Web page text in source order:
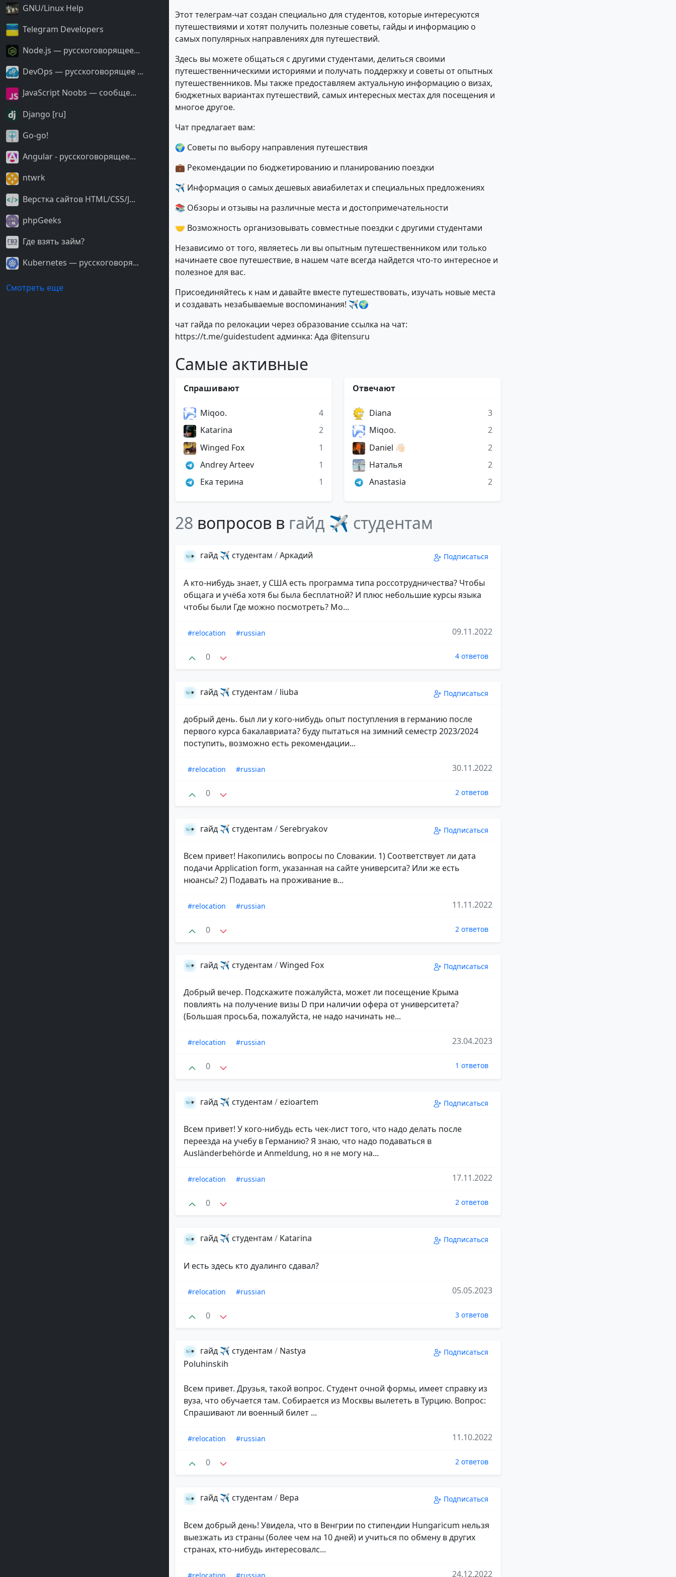
GNU/Linux Help
Telegram Developers
Node.js — русскоговорящее...
DevOps — русскоговорящее ...
JavaScript Noobs — сообще...
Django [ru]
Go-go!
Angular - русскоговорящее...
ntwrk
Верстка сайтов HTML/CSS/J...
phpGeeks
Где взять займ?
Kubernetes — русскоговоря...
Смотреть еще
Этот телеграм-чат создан специально для студентов, которые интересуются
путешествиями и хотят получить полезные советы, гайды и информацию о
самых популярных направлениях для путешествий.
Здесь вы можете общаться с другими студентами, делиться своими
путешественническими историями и получать поддержку и советы от опытных
путешественников. Мы также предоставляем актуальную информацию о визах,
бюджетных вариантах путешествий, самых интересных местах для посещения и
многое другое.
Чат предлагает вам:
🌍 Советы по выбору направления путешествия
💼 Рекомендации по бюджетированию и планированию поездки
✈️ Информация о самых дешевых авиабилетах и специальных предложениях
📚 Обзоры и отзывы на различные места и достопримечательности
🤝 Возможность организовывать совместные поездки с другими студентами
Независимо от того, являетесь ли вы опытным путешественником или только
начинаете свое путешествие, в нашем чате всегда найдется что-то интересное и
полезное для вас.
Присоединяйтесь к нам и давайте вместе путешествовать, изучать новые места
и создавать незабываемые воспоминания! ✈️🌍
чат гайда по релокации через образование ссылка на чат:
https://t.me/guidestudent админка: Ада @itensuru
Самые активные
Спрашивают
Miqoo.
4
Katarina
2
Winged Fox
1
Andrey Arteev
1
Ека терина
1
Отвечают
Diana
3
Miqoo.
2
Daniel 👋🏻
2
Наталья
2
Anastasia
2
28 вопросов в гайд ✈️ студентам
гайд ✈️ студентам /Аркадий Подписаться
А кто-нибудь знает, у США есть программа типа россотрудничества? Чтобы
общага и учёба хотя бы была бесплатной? И плюс небольшие курсы языка
чтобы были Где можно посмотреть? Мо...
#relocation #russian 09.11.2022
0 4 ответов
гайд ✈️ студентам / liuba Подписаться
добрый день. был ли у кого-нибудь опыт поступления в германию после
первого курса бакалавриата? буду пытаться на зимний семестр 2023/2024
поступить, возможно есть рекомендации...
#relocation #russian 30.11.2022
0 2 ответов
гайд ✈️ студентам /Serebryakov Подписаться
Всем привет! Накопились вопросы по Словакии. 1) Соответствует ли дата
подачи Application form, указанная на сайте университа? Или же есть
нюансы? 2) Подавать на проживание в...
#relocation #russian 11.11.2022
0 2 ответов
гайд ✈️ студентам /Winged Fox Подписаться
Добрый вечер. Подскажите пожалуйста, может ли посещение Крыма
повлиять на получение визы D при наличии офера от университета?
(Большая просьба, пожалуйста, не надо начинать не...
#relocation #russian 23.04.2023
0 1 ответов
гайд ✈️ студентам / ezioartem Подписаться
Всем привет! У кого-нибудь есть чек-лист того, что надо делать после
переезда на учебу в Германию? Я знаю, что надо подаваться в
Ausländerbehörde и Anmeldung, но я не могу на...
#relocation #russian 17.11.2022
0 2 ответов
гайд ✈️ студентам / Katarina Подписаться
И есть здесь кто дуалинго сдавал?
#relocation #russian 05.05.2023
0 3 ответов
гайд ✈️ студентам / Nastya
Poluhinskih
Подписаться
Всем привет. Друзья, такой вопрос. Студент очной формы, имеет справку из
вуза, что обучается там. Собирается из Москвы вылететь в Турцию. Вопрос:
Спрашивают ли военный билет ...
#relocation #russian 11.10.2022
0 2 ответов
гайд ✈️ студентам / Вера Подписаться
Всем добрый день! Увидела, что в Венгрии по стипендии Hungaricum нельзя
выезжать из страны (более чем на 10 дней) и учиться по обмену в других
странах, кто-нибудь интересовалс...
24.12.2022